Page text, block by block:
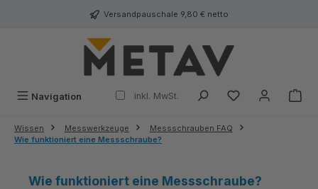
Versandpauschale 9,80 € netto
Navigation inkl. MwSt.
Wissen Messwerkzeuge
Messschrauben FAQ
Wie funktioniert eine Messschraube?
Wie funktioniert eine Messschraube?